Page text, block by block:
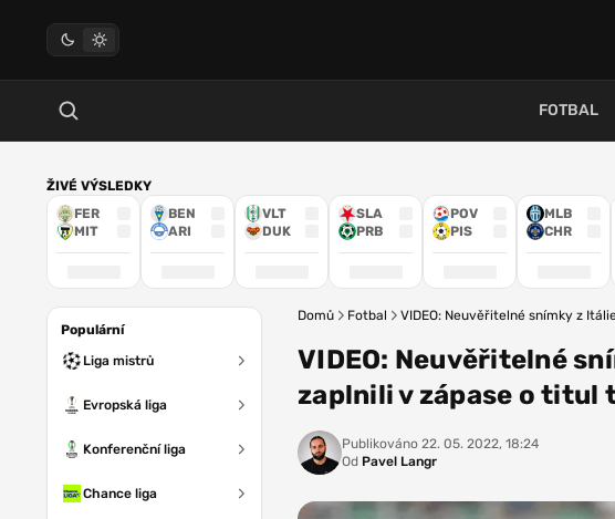
FOTBAL
ŽIVÉ VÝSLEDKY
FER
MIT
BEN
ARI
VLT
DUK
SLA
PRB
POV
PIS
MLB
CHR
Populární
Liga mistrů
Evropská liga
Konferenční liga
Chance liga
Domů Fotbal VIDEO: Neuvěřitelné snímky z
VIDEO: Neuvěřitelné
zaplnili v zápase o titul
Publikováno 22. 05. 2022, 18:24
Od Pavel Langr